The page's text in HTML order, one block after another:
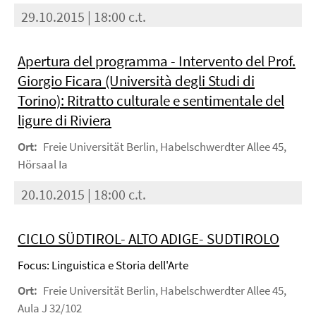
29.10.2015 | 18:00 c.t.
Apertura del programma - Intervento del Prof.
Giorgio Ficara (Università degli Studi di
Torino): Ritratto culturale e sentimentale del
ligure di Riviera
Ort: Freie Universität Berlin, Habelschwerdter Allee 45,
Hörsaal Ia
20.10.2015 | 18:00 c.t.
CICLO SÜDTIROL- ALTO ADIGE- SUDTIROLO
Focus: Linguistica e Storia dell'Arte
Ort: Freie Universität Berlin, Habelschwerdter Allee 45,
Aula J 32/102